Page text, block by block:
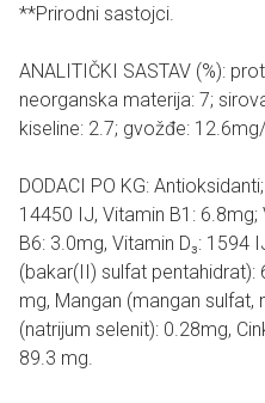
**Prirodni sastojci.
ANALITIČKI SASTAV (%):
neorganska materija: 7;
kiseline: 2.7; gvožđe:
DODACI PO KG:
14450 IJ, Vitamin B1:
B6: 3.0mg, Vitamin D₃: 1594
(bakar(II) sulfat pentahidrat):
mg, Mangan (mangan sulfat,
(natrijum selenit): 0.28mg,
89.3 mg.